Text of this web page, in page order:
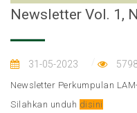
Newsletter Vol. 1,
31-05-2023
Newsletter Perkumpulan
Silahkan unduh disini